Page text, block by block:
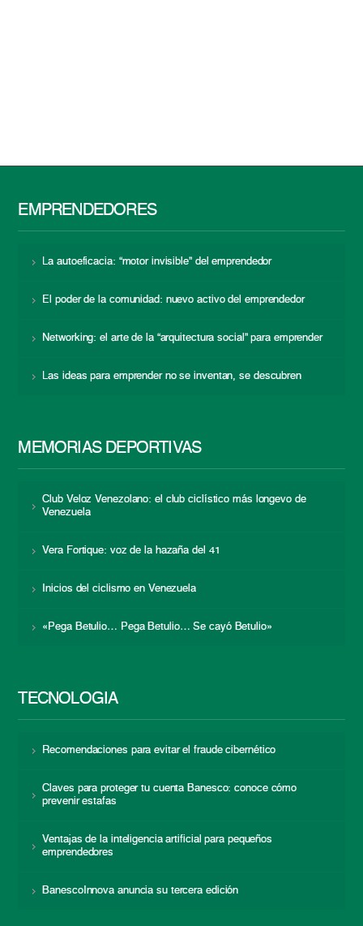
EMPRENDEDORES
La autoeficacia: “motor invisible” del emprendedor
El poder de la comunidad: nuevo activo del emprendedor
Networking: el arte de la “arquitectura social” para emprender
Las ideas para emprender no se inventan, se descubren
MEMORIAS DEPORTIVAS
Club Veloz Venezolano: el club ciclístico más longevo de
Venezuela
Vera Fortique: voz de la hazaña del 41
Inicios del ciclismo en Venezuela
«Pega Betulio… Pega Betulio… Se cayó Betulio»
TECNOLOGÍA
Recomendaciones para evitar el fraude cibernético
Claves para proteger tu cuenta Banesco: conoce cómo
prevenir estafas
Ventajas de la inteligencia artificial para pequeños
emprendedores
BanescoInnova anuncia su tercera edición